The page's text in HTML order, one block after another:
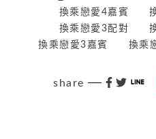
換乘戀愛4嘉賓
換乘戀愛3配對
換乘戀愛3嘉賓
換乘
share